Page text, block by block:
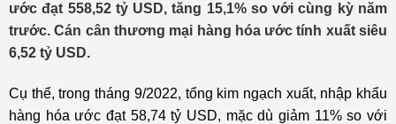
ước đạt 558,52 tỷ USD, tăng 15,1% so với cùng kỳ năm
trước. Cán cân thương mại hàng hóa ước tính xuất siêu
6,52 tỷ USD.
Cụ thể, trong tháng 9/2022, tổng kim ngạch xuất, nhập khẩu
hàng hóa ước đạt 58,74 tỷ USD, mặc dù giảm 11% so với